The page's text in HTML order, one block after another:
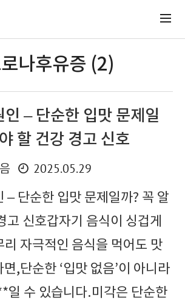
나후유증 (2)
인 – 단순한 입맛 문제일
할 건강 경고 신호
2025.05.29
– 단순한 입맛 문제일까? 꼭 알
고 신호갑자기 음식이 싱겁게
리 자극적인 음식을 먹어도 맛
,단순한 ‘입맛 없음’이 아니라
일 수 있습니다.미각은 단순한